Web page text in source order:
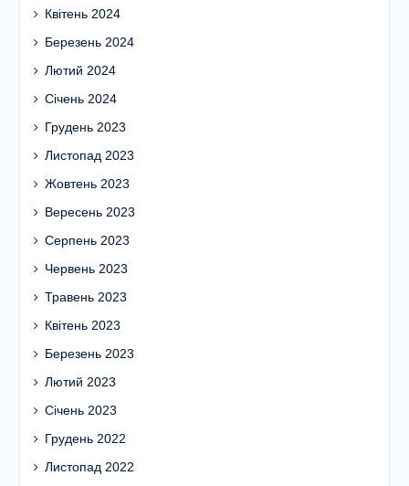
Квітень 2024
Березень 2024
Лютий 2024
Січень 2024
Грудень 2023
Листопад 2023
Жовтень 2023
Вересень 2023
Серпень 2023
Червень 2023
Травень 2023
Квітень 2023
Березень 2023
Лютий 2023
Січень 2023
Грудень 2022
Листопад 2022